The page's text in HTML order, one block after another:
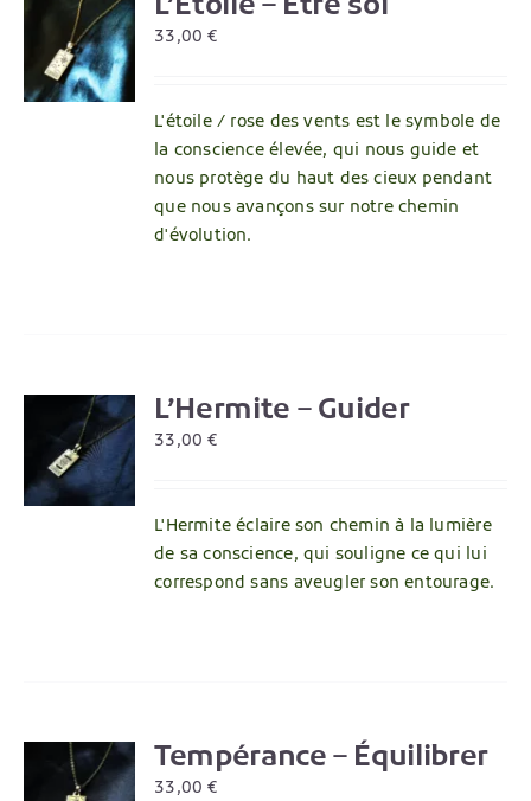
33,00€
L'étoile / rose des vents est le symbole de
la conscience élevée, qui nous guide et
nous protège du haut des cieux pendant
que nous avançons sur notre chemin
d'évolution.
L’Hermite – Guider
33,00€
L'Hermite éclaire son chemin à la lumière
de sa conscience, qui souligne ce qui lui
correspond sans aveugler son entourage.
Tempérance – Équilibrer
33,00€